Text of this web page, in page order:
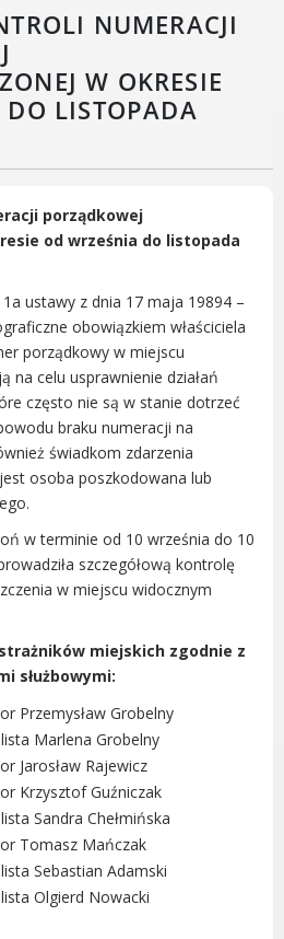
- seniorzy i osoby z
Architektury
Lubonia
Miejskiej Miasta
w Luboniu
Luboń
przy ul. Rzecznej w
LUBOŃ
Aktualne informacje
NUMERACJI
W OKRESIE
LISTOPADA
porządkowej
od września do listopada
ustawy z dnia 17 maja 19894 –
obowiązkiem właściciela
porządkowy w miejscu
na celu usprawnienie działań
często nie są w stanie dotrzeć
braku numeracji na
świadkom zdarzenia
osoba poszkodowana lub
w terminie od 10 września do 10
szczegółową kontrolę
w miejscu widocznym
miejskich zgodnie z
służbowymi:
Przemysław Grobelny
Marlena Grobelny
Jarosław Rajewicz
Krzysztof Guźniczak
Sandra Chełmińska
Tomasz Mańczak
Sebastian Adamski
Olgierd Nowacki